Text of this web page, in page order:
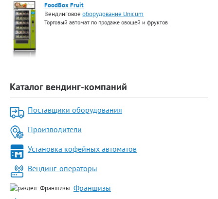
FoodBox Fruit
Вендинговоеоборудование Unicum
Торговый автомат по продаже овощей и фруктов
Каталог вендинг-компаний
Поставщики оборудования
Производители
Установка кофейных автоматов
Вендинг-операторы
Франшизы